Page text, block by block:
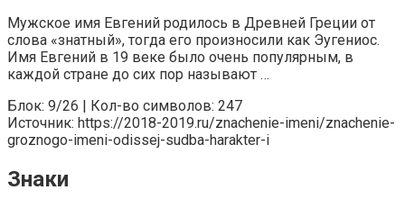
Мужское имя Евгений родилось в Древней Греции от
слова «знатный», тогда его произносили как Эугениос.
Имя Евгений в 19 веке было очень популярным, в
каждой стране до сих пор называют …
Блок: 9/26 | Кол-во символов: 247
Источник: https://2018-2019.ru/znachenie-imeni/znachenie-
groznogo-imeni-odissej-sudba-harakter-i
Знаки